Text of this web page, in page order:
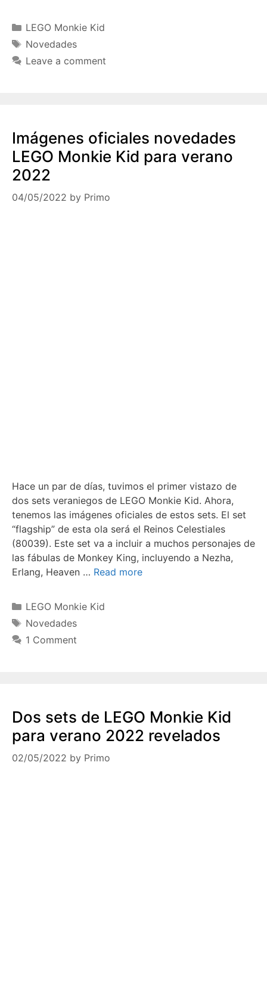
Categories
LEGO Monkie Kid
Tags
Novedades
Leave a comment
Imágenes oficiales novedades
LEGO Monkie Kid para verano
2022
04/05/2022 by Primo
Hace un par de días, tuvimos el primer vistazo de
dos sets veraniegos de LEGO Monkie Kid. Ahora,
tenemos las imágenes oficiales de estos sets. El set
“flagship” de esta ola será el Reinos Celestiales
(80039). Este set va a incluir a muchos personajes de
las fábulas de Monkey King, incluyendo a Nezha,
Erlang, Heaven … Read more
Categories
LEGO Monkie Kid
Tags
Novedades
1 Comment
Dos sets de LEGO Monkie Kid
para verano 2022 revelados
02/05/2022 by Primo